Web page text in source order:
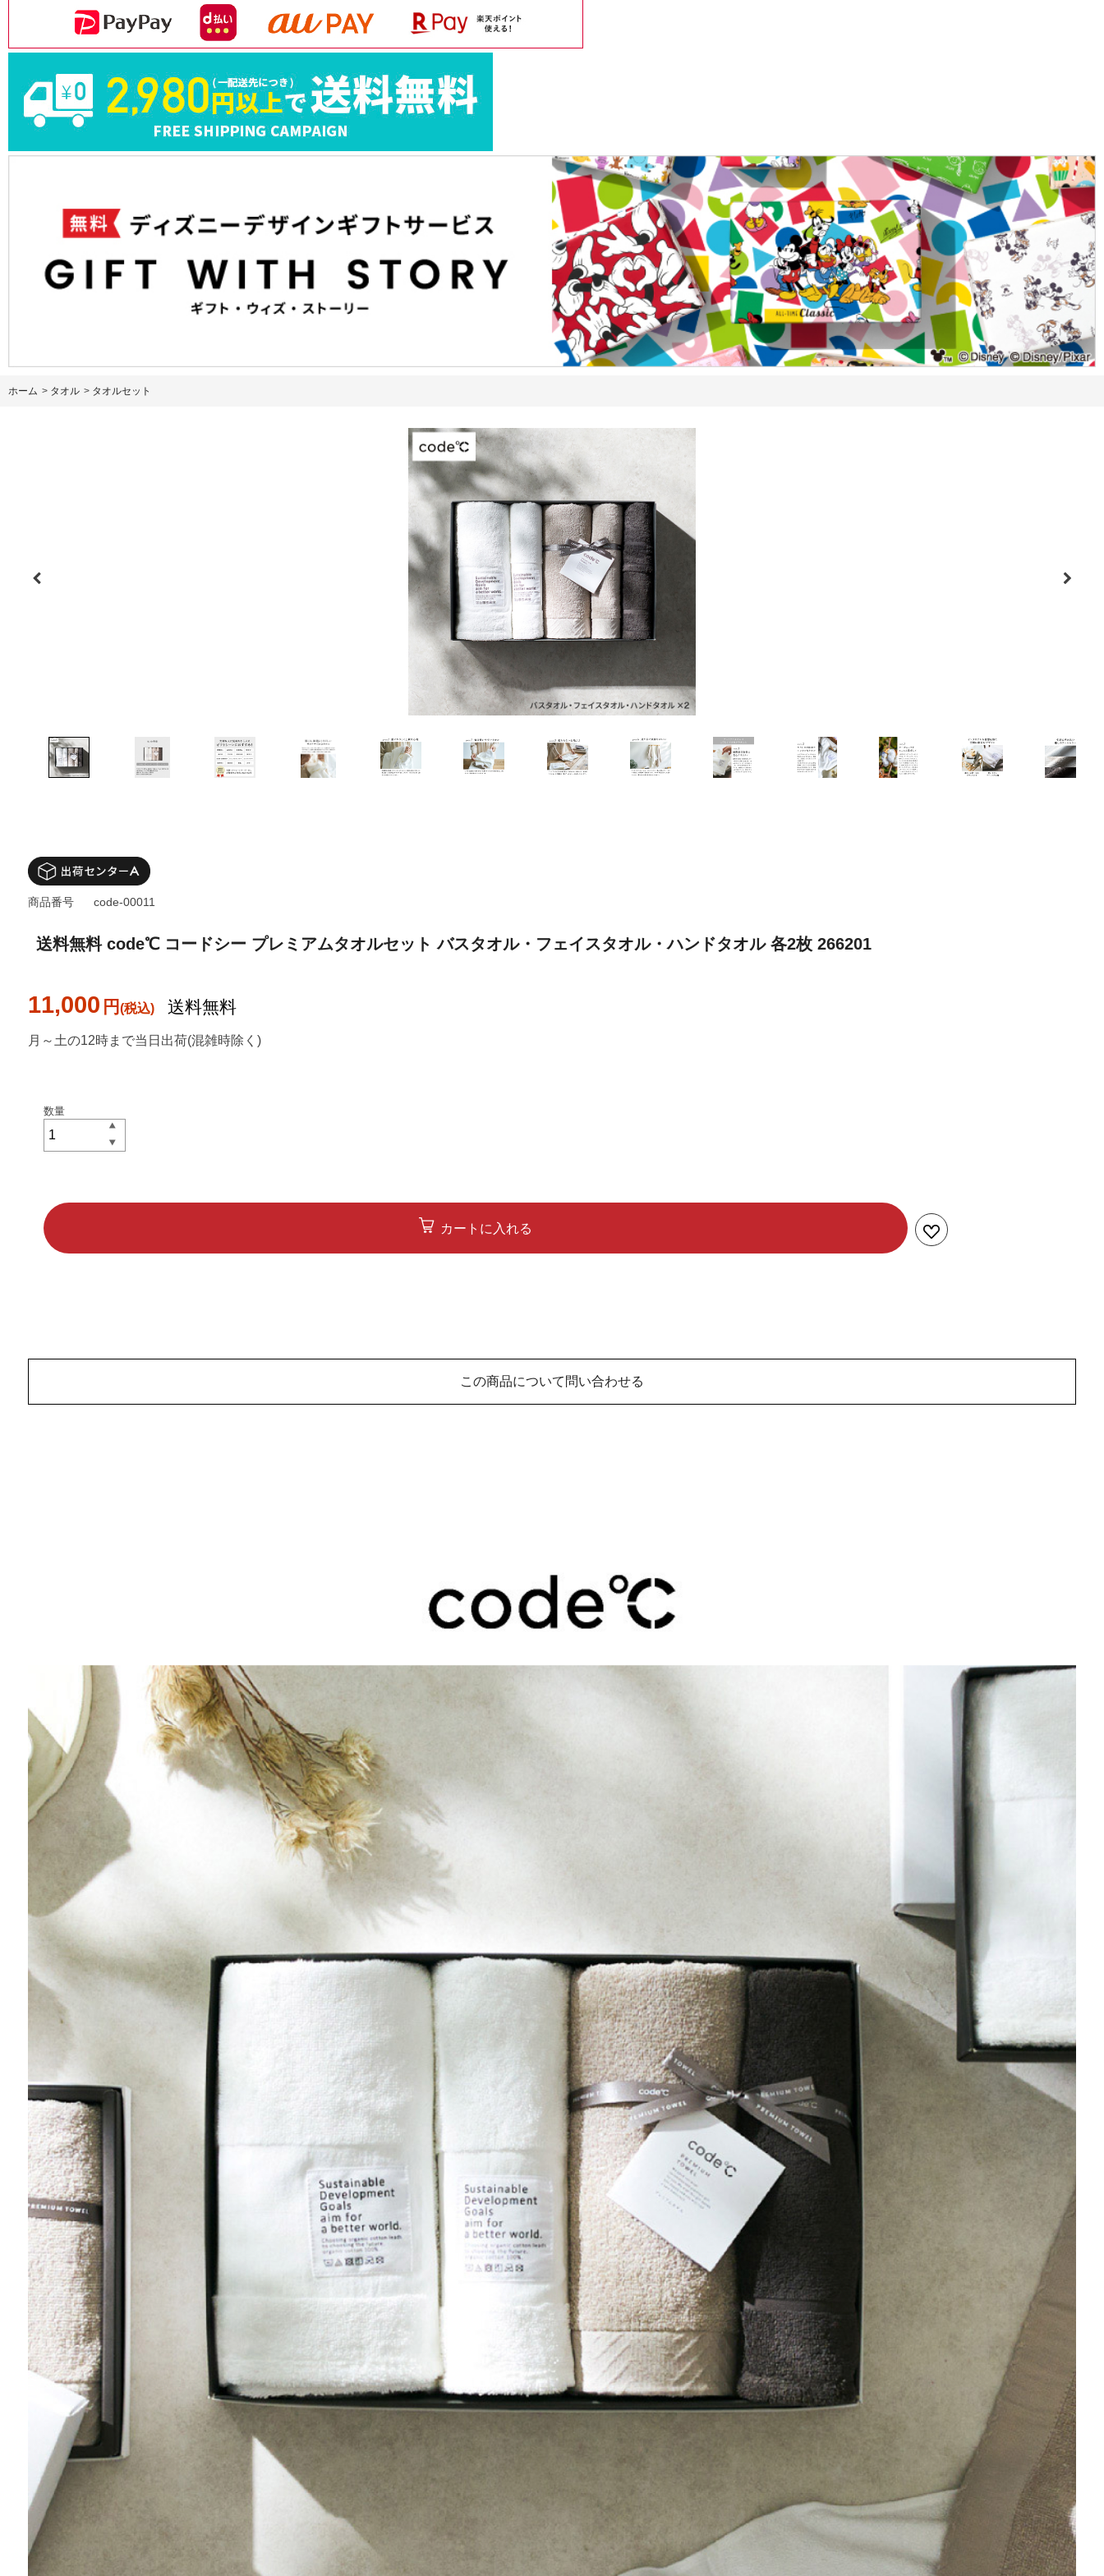
ホーム > タオル > タオルセット
送料無料 code℃ コードシー プレミアムタオルセット バスタオル・フェイスタオル・ハンドタオル 各2枚 266201
11,000 円 送料無料
商品番号 code-00011
月～土の12時まで当日出荷(混雑時除く)
カートに入れる
この商品について問い合わせる